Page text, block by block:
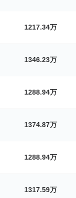
1217.34万
1346.23万
1288.94万
1374.87万
1288.94万
1317.59万